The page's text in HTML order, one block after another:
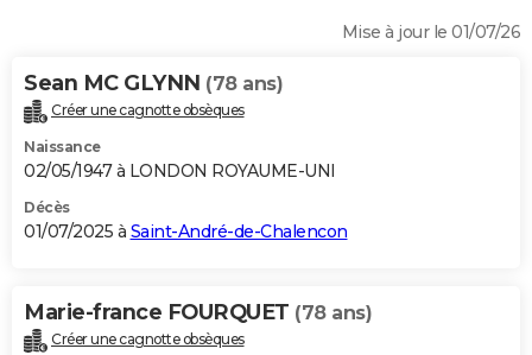
Alimentation
Guide de la santé
Maladies
Médicaments
Sommeil
VOYAGE
Destinations
City break
Voyage nature
Voyage de noces
Forum
Climat
+PHOTO
GUIDES D'ACHAT
BONS PLANS
Carte de Noël
Carte Bonne année
Carte Saint-Valentin
Carte Pâques
Carte d'anniversaire
DICTIONNAIRE
Mise à jour le 01/07/26
Sean MC GLYNN (78 ans)
Créer une cagnotte obsèques
Naissance
02/05/1947 à LONDON ROYAUME-UNI
Décès
01/07/2025 à Saint-André-de-Chalencon
Marie-france FOURQUET (78 ans)
Créer une cagnotte obsèques